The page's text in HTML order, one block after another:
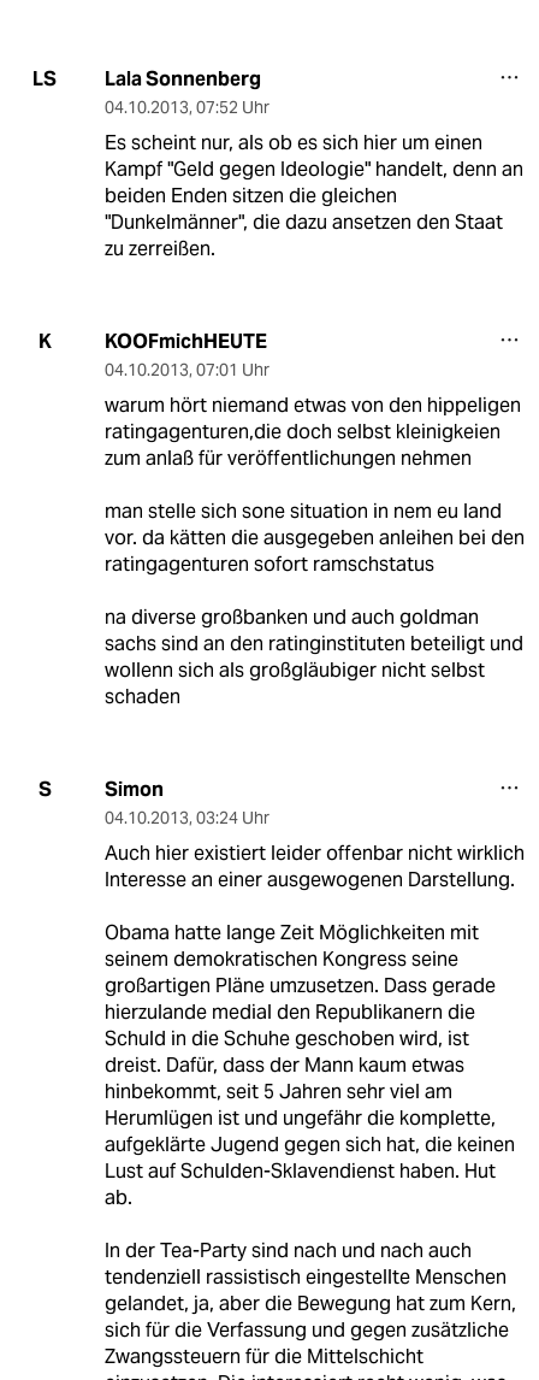
LS Lala Sonnenberg
04.10.2013, 07:52 Uhr
Es scheint nur, als ob es sich hier um einen
Kampf "Geld gegen Ideologie" handelt, denn an
beiden Enden sitzen die gleichen
"Dunkelmänner", die dazu ansetzen den Staat
zu zerreißen.
K KOOFmichHEUTE
04.10.2013, 07:01 Uhr
warum hört niemand etwas von den hippeligen
ratingagenturen,die doch selbst kleinigkeien
zum anlaß für veröffentlichungen nehmen
man stelle sich sone situation in nem eu land
vor. da kätten die ausgegeben anleihen bei den
ratingagenturen sofort ramschstatus
na diverse großbanken und auch goldman
sachs sind an den ratinginstituten beteiligt und
wollenn sich als großgläubiger nicht selbst
schaden
S Simon
04.10.2013, 03:24 Uhr
Auch hier existiert leider offenbar nicht wirklich
Interesse an einer ausgewogenen Darstellung.
Obama hatte lange Zeit Möglichkeiten mit
seinem demokratischen Kongress seine
großartigen Pläne umzusetzen. Dass gerade
hierzulande medial den Republikanern die
Schuld in die Schuhe geschoben wird, ist
dreist. Dafür, dass der Mann kaum etwas
hinbekommt, seit 5 Jahren sehr viel am
Herumlügen ist und ungefähr die komplette,
aufgeklärte Jugend gegen sich hat, die keinen
Lust auf Schulden-Sklavendienst haben. Hut
ab.
In der Tea-Party sind nach und nach auch
tendenziell rassistisch eingestellte Menschen
gelandet, ja, aber die Bewegung hat zum Kern,
sich für die Verfassung und gegen zusätzliche
Zwangssteuern für die Mittelschicht